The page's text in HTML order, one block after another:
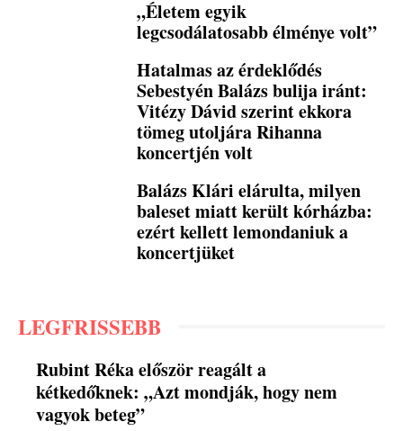
„Életem egyik
legcsodálatosabb élménye volt”
Hatalmas az érdeklődés
Sebestyén Balázs bulija iránt:
Vitézy Dávid szerint ekkora
tömeg utoljára Rihanna
koncertjén volt
Balázs Klári elárulta, milyen
baleset miatt került kórházba:
ezért kellett lemondaniuk a
koncertjüket
LEGFRISSEBB
Rubint Réka először reagált a
kétkedőknek: „Azt mondják, hogy nem
vagyok beteg”